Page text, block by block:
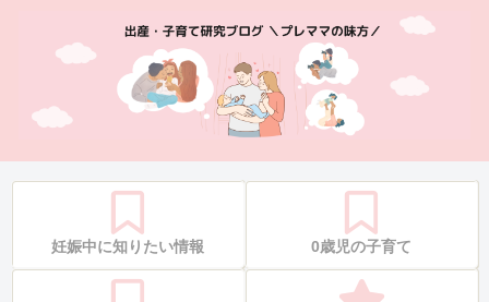
妊娠中に知りたい情報 0歳児の子育て